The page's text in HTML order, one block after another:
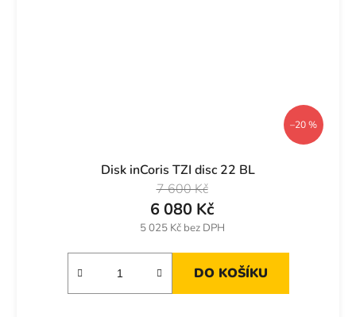
–20 %
Disk inCoris TZI disc 22 BL
5 025 Kč bez DPH
6 080 Kč
7 600 Kč
DO KOŠÍKU